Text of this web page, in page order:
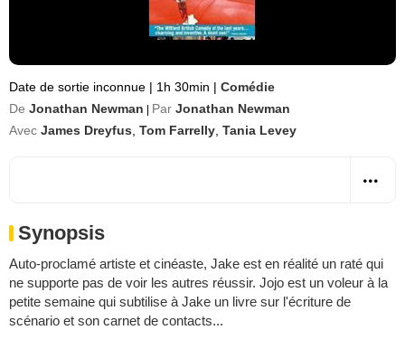
Date de sortie inconnue | 1h 30min | Comédie
De Jonathan Newman Par Jonathan Newman
Avec James Dreyfus Tom Farrelly Tania Levey
Synopsis
Auto-proclamé artiste et cinéaste, Jake est en réalité un raté qui
ne supporte pas de voir les autres réussir. Jojo est un voleur à la
petite semaine qui subtilise à Jake un livre sur l'écriture de
scénario et son carnet de contacts...